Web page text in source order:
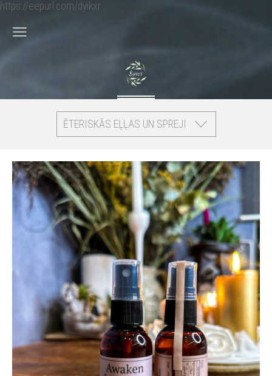
https://eepurl.com/dyikxr
ĒTERISKĀS EĻĻAS UN SPREJI